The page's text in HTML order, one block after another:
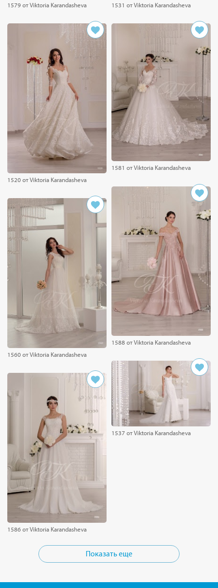
1579 от Viktoria Karandasheva 1531 от Viktoria Karandasheva
1520 от Viktoria Karandasheva
1581 от Viktoria Karandasheva
1560 от Viktoria Karandasheva
1588 от Viktoria Karandasheva
1586 от Viktoria Karandasheva
1537 от Viktoria Karandasheva
Показать еще